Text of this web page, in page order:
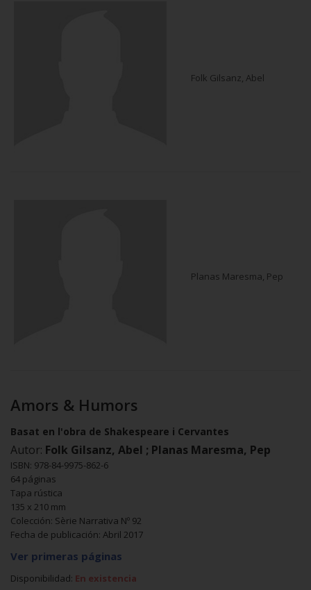
Folk Gilsanz, Abel
Planas Maresma, Pep
Amors & Humors
Basat en l'obra de Shakespeare i Cervantes
Autor: Folk Gilsanz, Abel ; Planas Maresma, Pep
ISBN: 978-84-9975-862-6
64 páginas
Tapa rústica
135 x 210 mm
Colección: Sèrie Narrativa Nº 92
Fecha de publicación: Abril 2017
Ver primeras páginas
Disponibilidad: En existencia